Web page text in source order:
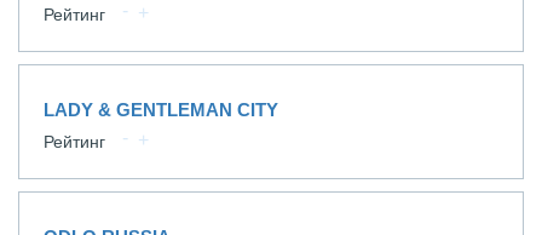
Рейтинг
LADY & GENTLEMAN CITY
Рейтинг